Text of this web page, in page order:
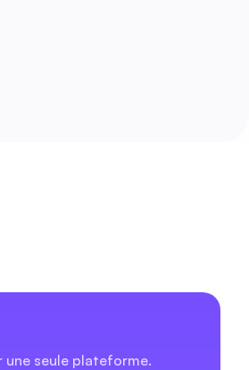
seule plateforme.